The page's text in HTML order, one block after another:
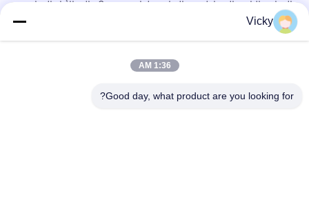
الدراجة النارية المغناطيسية القياسية لفائف Comp عالية الأداء الدراجة
النارية قطع كهربائية KRF
وصلة رله الدراجة النارية الكهربائية Kriss 100 للمشترين B2B أداء جيد
Vicky
1:36 AM
Good day, what product are you looking for?